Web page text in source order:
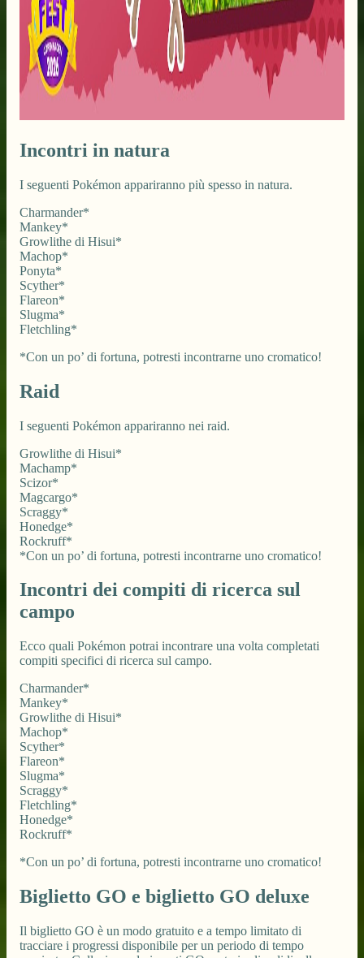
Incontri in natura
I seguenti Pokémon appariranno più spesso in natura.
Charmander*
Mankey*
Growlithe di Hisui*
Machop*
Ponyta*
Scyther*
Flareon*
Slugma*
Fletchling*
*Con un po’ di fortuna, potresti incontrarne uno cromatico!
Raid
I seguenti Pokémon appariranno nei raid.
Growlithe di Hisui*
Machamp*
Scizor*
Magcargo*
Scraggy*
Honedge*
Rockruff*
*Con un po’ di fortuna, potresti incontrarne uno cromatico!
Incontri dei compiti di ricerca sul
campo
Ecco quali Pokémon potrai incontrare una volta completati
compiti specifici di ricerca sul campo.
Charmander*
Mankey*
Growlithe di Hisui*
Machop*
Scyther*
Flareon*
Slugma*
Scraggy*
Fletchling*
Honedge*
Rockruff*
*Con un po’ di fortuna, potresti incontrarne uno cromatico!
Biglietto GO e biglietto GO deluxe
Il biglietto GO è un modo gratuito e a tempo limitato di
tracciare i progressi disponibile per un periodo di tempo